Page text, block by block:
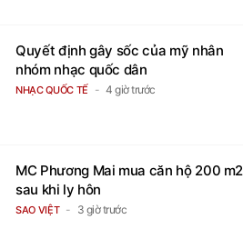
Quyết định gây sốc của mỹ nhân
nhóm nhạc quốc dân
NHẠC QUỐC TẾ 4 giờ trước
MC Phương Mai mua căn hộ 200 m2
sau khi ly hôn
SAO VIỆT 3 giờ trước